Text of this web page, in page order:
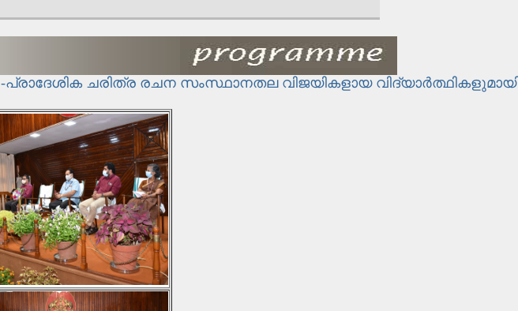
-പ്രാദേശിക ചരിത്ര രചന സംസ്ഥാനതല വിജയികളായ